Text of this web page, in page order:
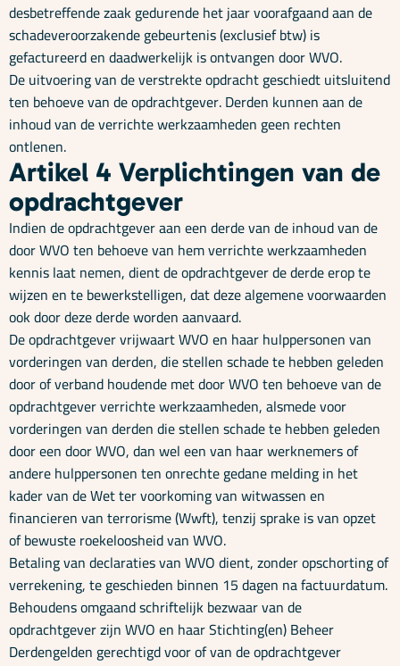
desbetreffende zaak gedurende het jaar voorafgaand aan de
schadeveroorzakende gebeurtenis (exclusief btw) is
gefactureerd en daadwerkelijk is ontvangen door WVO.
De uitvoering van de verstrekte opdracht geschiedt uitsluitend
ten behoeve van de opdrachtgever. Derden kunnen aan de
inhoud van de verrichte werkzaamheden geen rechten
ontlenen.
Artikel 4 Verplichtingen van de
opdrachtgever
Indien de opdrachtgever aan een derde van de inhoud van de
door WVO ten behoeve van hem verrichte werkzaamheden
kennis laat nemen, dient de opdrachtgever de derde erop te
wijzen en te bewerkstelligen, dat deze algemene voorwaarden
ook door deze derde worden aanvaard.
De opdrachtgever vrijwaart WVO en haar hulppersonen van
vorderingen van derden, die stellen schade te hebben geleden
door of verband houdende met door WVO ten behoeve van de
opdrachtgever verrichte werkzaamheden, alsmede voor
vorderingen van derden die stellen schade te hebben geleden
door een door WVO, dan wel een van haar werknemers of
andere hulppersonen ten onrechte gedane melding in het
kader van de Wet ter voorkoming van witwassen en
financieren van terrorisme (Wwft), tenzij sprake is van opzet
of bewuste roekeloosheid van WVO.
Betaling van declaraties van WVO dient, zonder opschorting of
verrekening, te geschieden binnen 15 dagen na factuurdatum.
Behoudens omgaand schriftelijk bezwaar van de
opdrachtgever zijn WVO en haar Stichting(en) Beheer
Derdengelden gerechtigd voor of van de opdrachtgever